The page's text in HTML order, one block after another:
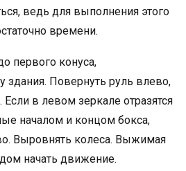
ведь для выполнения этого
времени.
первого конуса,
здания. Повернуть руль влево,
в левом зеркале отразятся
началом и концом бокса,
Выровнять колеса. Выжимая
начать движение.